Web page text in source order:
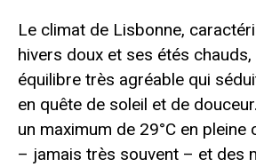
Le climat de Lisbonne,
hivers doux et ses étés chauds,
équilibre très agréable qui
en quête de soleil et de
un maximum de 29°C en pleine
– jamais très souvent – et des